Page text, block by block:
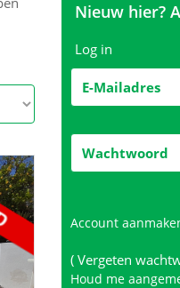
Nieuw hier?
Log in
Account
( Vergeten
Houd me